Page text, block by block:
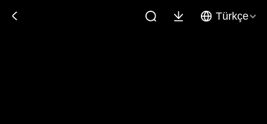
Türkçe